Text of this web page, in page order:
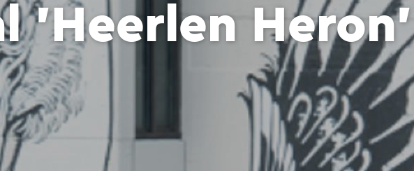
'Heerlen Heron'